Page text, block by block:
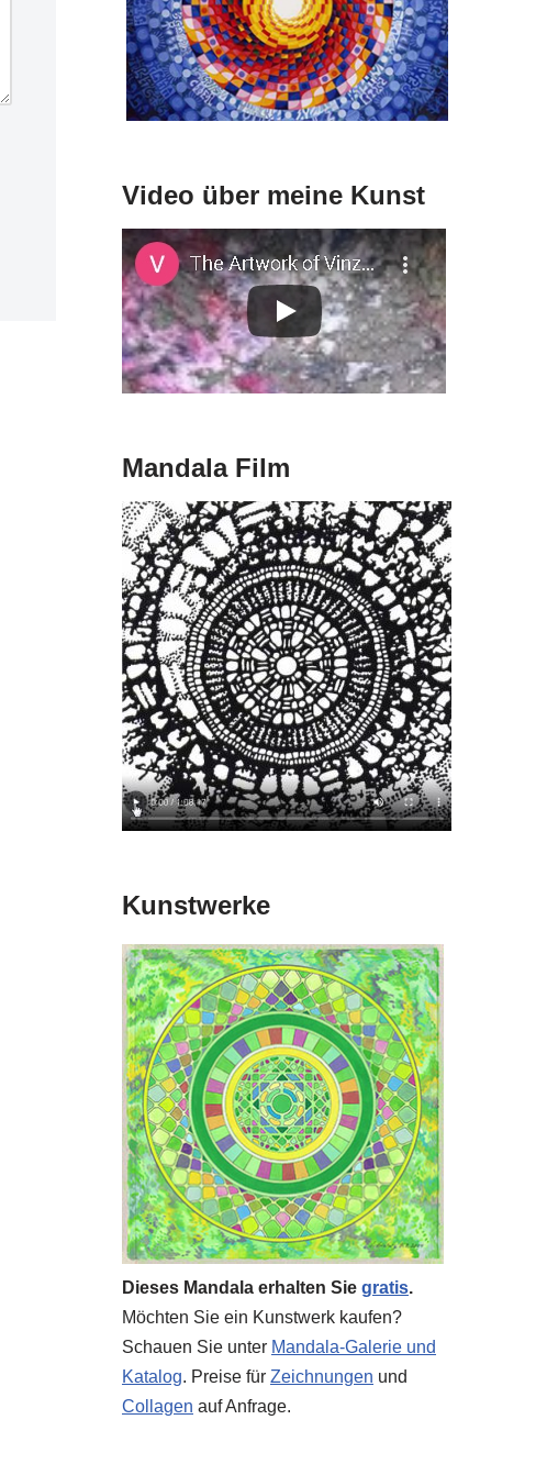
Video über meine Kunst
Mandala Film
Kunstwerke
Dieses Mandala erhalten Sie gratis.
Möchten Sie ein Kunstwerk kaufen?
Schauen Sie unter Mandala-Galerie und
Katalog. Preise für Zeichnungen und
Collagen auf Anfrage.